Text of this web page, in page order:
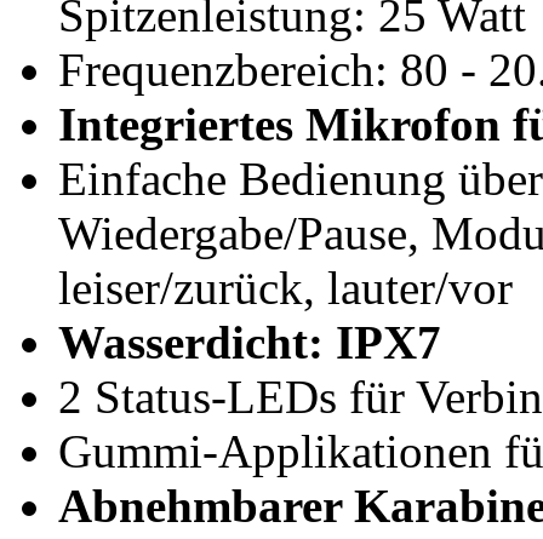
Spitzenleistung: 25 Watt
Frequenzbereich: 80 -
Integriertes Mikrofon
Einfache Bedienung
Wiedergabe/Pause,
leiser/zurück, lauter/vor
Wasserdicht: IPX7
2 Status-LEDs für
Gummi-Applikationen
Abnehmbarer